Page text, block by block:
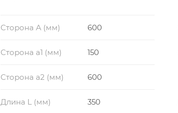
Сторона А (мм) 600
Сторона a1 (мм) 150
Сторона a2 (мм) 600
Длина L (мм) 350